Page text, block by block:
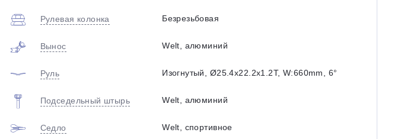
Рулевая колонка Безрезьбовая
Вынос Welt, алюминий
Руль Изогнутый, Ø25.4х22.2х1.2T, W:660mm, 6°
Подседельный штырь Welt, алюминий
Седло Welt, спортивное